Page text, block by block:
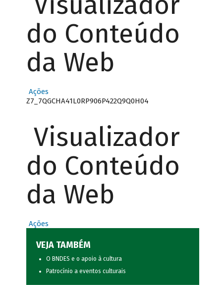
do Conteúdo
da Web
Ações
Z7_7QGCHA41L0RP906P422Q9Q0H04
Visualizador
do Conteúdo
da Web
Ações
VEJA TAMBÉM
O BNDES e o apoio à cultura
Patrocínio a eventos culturais